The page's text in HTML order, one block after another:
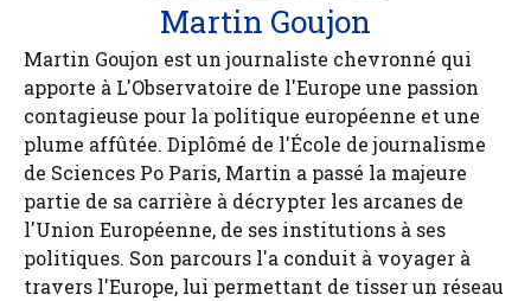
Martin Goujon
Martin Goujon est un journaliste chevronné qui
apporte à L'Observatoire de l'Europe une passion
contagieuse pour la politique européenne et une
plume affûtée. Diplômé de l'École de journalisme
de Sciences Po Paris, Martin a passé la majeure
partie de sa carrière à décrypter les arcanes de
l'Union Européenne, de ses institutions à ses
politiques. Son parcours l'a conduit à voyager à
travers l'Europe, lui permettant de tisser un réseau